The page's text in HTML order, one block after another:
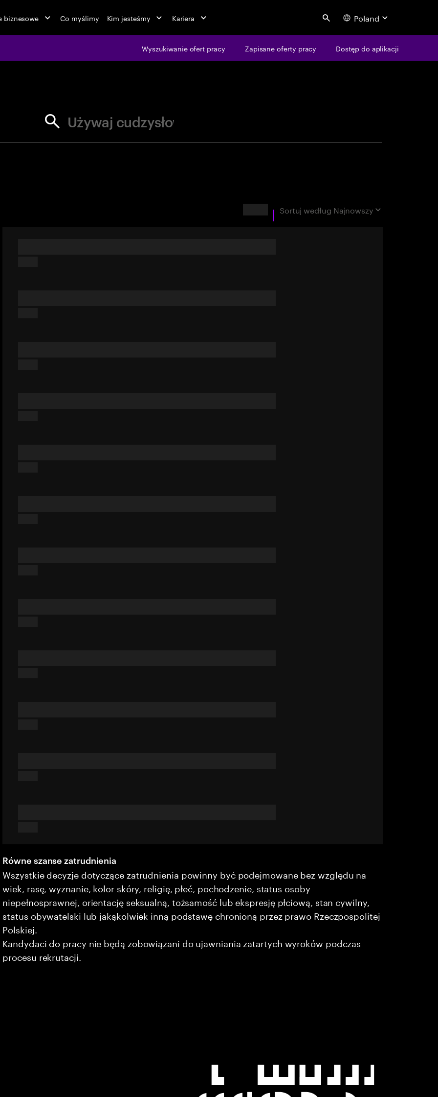
biznesowe Co myślimy Kim jesteśmy Kariera Search Poland
at Accenture
Wyszukiwanie ofert pracy Zapisane oferty pracy Dostęp do aplikacji
cudzysłowów dla dokładnych dopasowań
Sortuj według Najnowszy
Równe szanse zatrudnienia
Wszystkie decyzje dotyczące zatrudnienia powinny być podejmowane bez względu na
wiek, rasę, wyznanie, kolor skóry, religię, płeć, pochodzenie, status osoby
niepełnosprawnej, orientację seksualną, tożsamość lub ekspresję płciową, stan cywilny,
status obywatelski lub jakąkolwiek inną podstawę chronioną przez prawo Rzeczpospolitej
Polskiej.
Kandydaci do pracy nie będą zobowiązani do ujawniania zatartych wyroków podczas
procesu rekrutacji.